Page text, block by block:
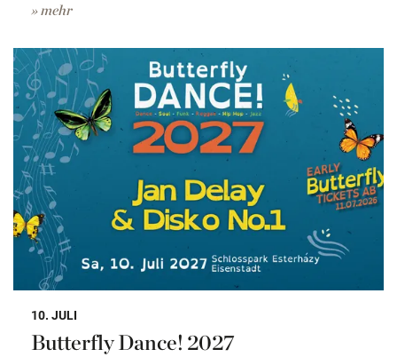
» mehr
10. JULI
Butterfly Dance! 2027